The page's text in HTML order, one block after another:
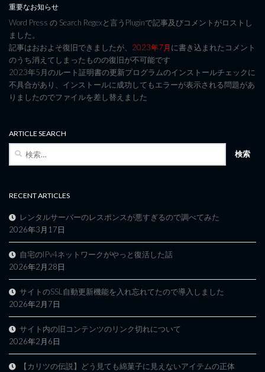
重要なお知らせ
Word Press の Search Regexと言うPluginで記事及びコメントがロストし
ました。
記事はおおよそ復旧できましたが、 2023年7月に書き込まれたコメント
のうち消えてしまったものの復旧が不可能です
2023年5月のルート証明書の更新プログラムのインストールチェックに
不具合があり、インストールに成功してもエラーが表示される問題があ
りましたのでファイルを差し替えました
ARTICLE SEARCH
RECENT ARTICLES
レンタルサーバーのレスポンスが悪すぎるので調べてみた
2026年3月17日
自宅のIPv4ネットワークがやっと復活した話
2026年2月28日
サイトのSSL自動更新機能を入れ忘れてたので導入しました
2026年2月7日
サイト内の旧コンテンツのリンク切れについて
2026年2月6日
【カリツの伝説】どう見ても綿菓子に見えないアイテムの正体